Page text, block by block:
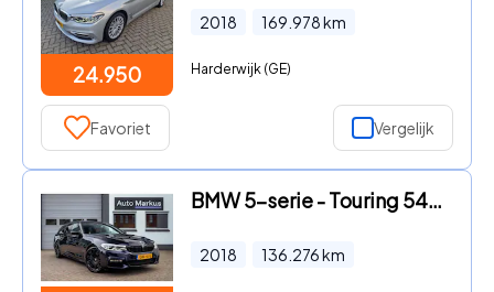
24.950
2018 169.978km
Harderwijk (GE)
Favoriet Vergelijk
BMW 5-serie - Touring 540i xDrive 3X M-Sport|Pano|Ventilatie|HUD|Comfortst
2018 136.276km